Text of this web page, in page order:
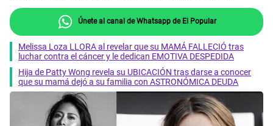
Únete al canal de Whatsapp de El Popular
Melissa Loza LLORA al revelar que su MAMÁ FALLECIÓ tras
luchar contra el cáncer y le dedican EMOTIVA DESPEDIDA
Hija de Patty Wong revela su UBICACIÓN tras darse a conocer
que su mamá dejó a su familia con ASTRONÓMICA DEUDA